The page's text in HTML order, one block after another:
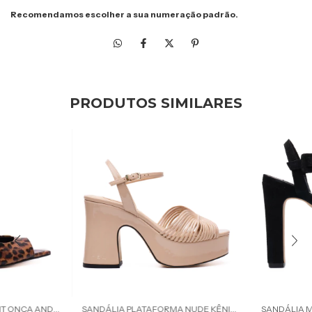
Recomendamos escolher a sua numeração padrão.
PRODUTOS SIMILARES
SANDÁLIA ANIMAL PRINT ONÇA ANDREA WERNER SANDÁLIA PLATAFORMA NUDE KÊNIA WERNER